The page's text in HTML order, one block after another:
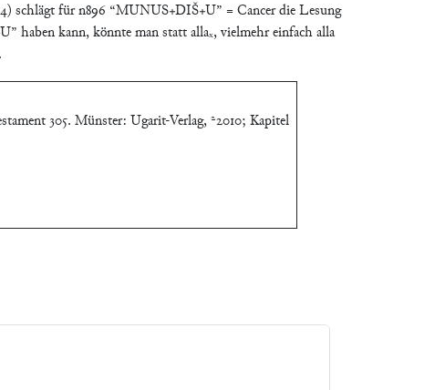
schlägt für n896 “MUNUS+DIŠ+U” = Cancer die Lesung
haben kann, könnte man statt allaₓ, vielmehr einfach alla
305. Münster: Ugarit-Verlag, ²2010; Kapitel